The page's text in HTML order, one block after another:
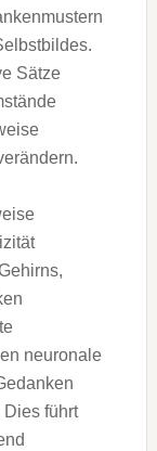
Sätze
neuronale
führt